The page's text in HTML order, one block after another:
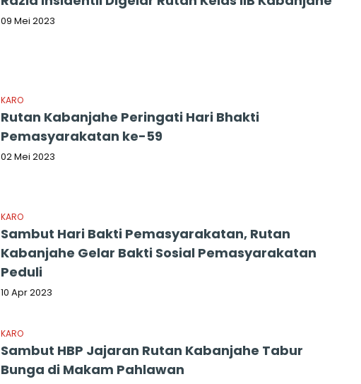
09 Mei 2023
KARO
Rutan Kabanjahe Peringati Hari Bhakti
Pemasyarakatan ke-59
02 Mei 2023
KARO
Sambut Hari Bakti Pemasyarakatan, Rutan
Kabanjahe Gelar Bakti Sosial Pemasyarakatan
Peduli
10 Apr 2023
KARO
Sambut HBP Jajaran Rutan Kabanjahe Tabur
Bunga di Makam Pahlawan